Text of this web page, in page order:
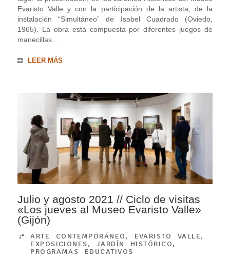
Evaristo Valle y con la participación de la artista, de la
instalación “Simultáneo” de Isabel Cuadrado (Oviedo,
1965). La obra está compuesta por diferentes juegos de
manecillas...
LEER MÁS
Julio y agosto 2021 // Ciclo de visitas
«Los jueves al Museo Evaristo Valle»
(Gijón)
ARTE CONTEMPORÁNEO , EVARISTO VALLE,
EXPOSICIONES, JARDÍN HISTÓRICO,
PROGRAMAS EDUCATIVOS